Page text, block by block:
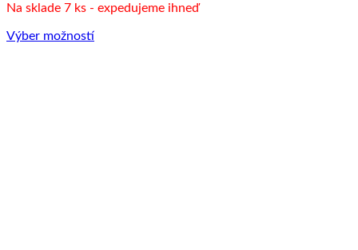
stránke
produktu.
Na sklade 7 ks - expedujeme ihneď
Výber možností